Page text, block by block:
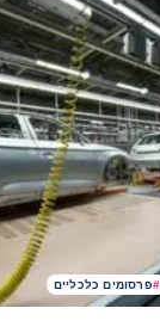
#פרסומים כלכליים